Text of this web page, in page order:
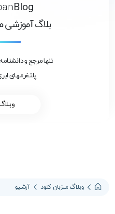
Blog
بلاگ آموزشی
تنها مرجع و
پلتفرمهای
وبلاگ میزبان کلود آرشیو